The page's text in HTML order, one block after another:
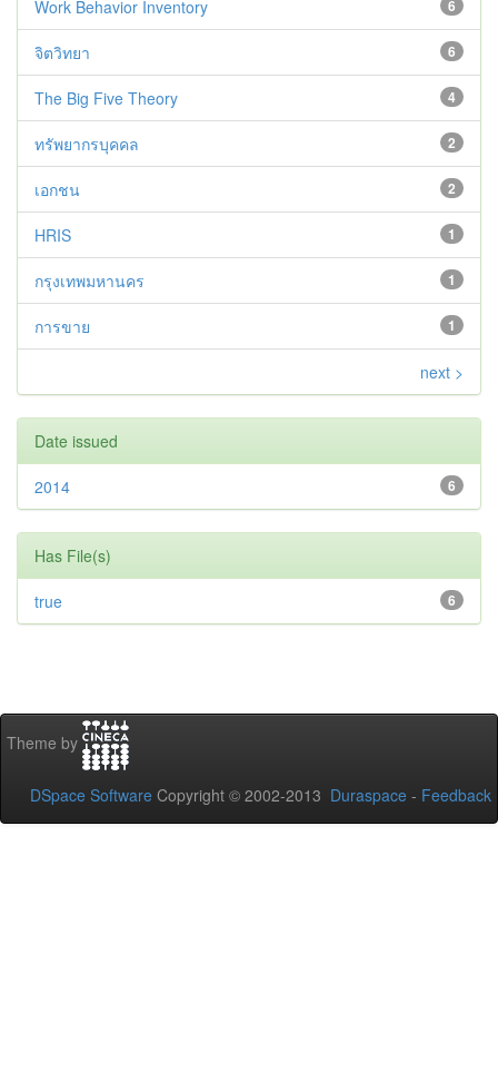
6
Work Behavior Inventory
6
จิตวิทยา
4
The Big Five Theory
2
ทรัพยากรบุคคล
2
เอกชน
1
HRIS
1
กรุงเทพมหานคร
1
การขาย
next >
Date issued
6
2014
Has File(s)
6
true
Theme by
DSpace Software Copyright © 2002-2013 Duraspace - Feedback